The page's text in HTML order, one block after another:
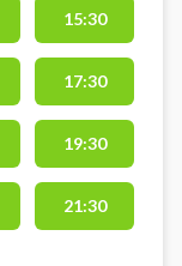
15:30
17:30
19:30
21:30